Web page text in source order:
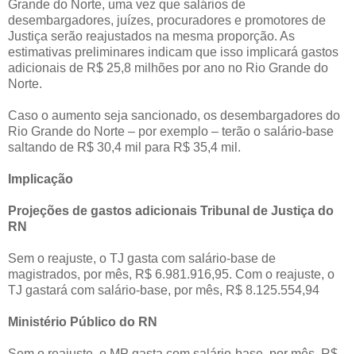
Grande do Norte, uma vez que salários de
desembargadores, juízes, procuradores e promotores de
Justiça serão reajustados na mesma proporção. As
estimativas preliminares indicam que isso implicará gastos
adicionais de R$ 25,8 milhões por ano no Rio Grande do
Norte.
Caso o aumento seja sancionado, os desembargadores do
Rio Grande do Norte – por exemplo – terão o salário-base
saltando de R$ 30,4 mil para R$ 35,4 mil.
Implicação
Projeções de gastos adicionais Tribunal de Justiça do
RN
Sem o reajuste, o TJ gasta com salário-base de
magistrados, por mês, R$ 6.981.916,95. Com o reajuste, o
TJ gastará com salário-base, por mês, R$ 8.125.554,94
Ministério Público do RN